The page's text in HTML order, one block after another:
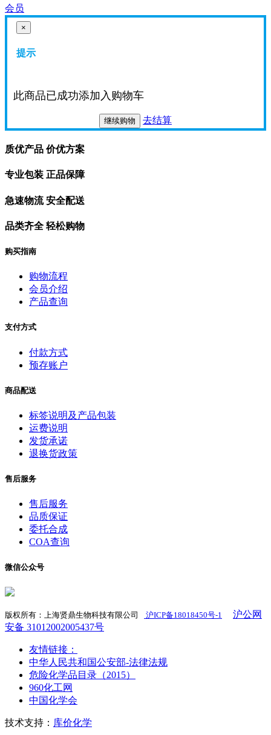
会员
×
提示
此商品已成功添加入购物车
继续购物 去结算
质优产品 价优方案
专业包装 正品保障
急速物流 安全配送
品类齐全 轻松购物
购买指南
购物流程
会员介绍
产品查询
支付方式
付款方式
预存账户
商品配送
标签说明及产品包装
运费说明
发货承诺
退换货政策
售后服务
售后服务
品质保证
委托合成
COA查询
微信公众号
版权所有：上海贤鼎生物科技有限公司 沪ICP备18018450号-1
沪公网
安备 31012002005437号
友情链接：
中华人民共和国公安部-法律法规
危险化学品目录（2015）
960化工网
中国化学会
技术支持： 库价化学